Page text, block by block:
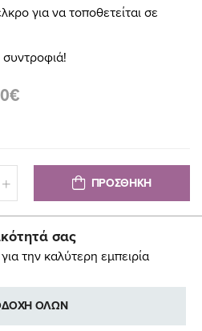
για να τοποθετείται σε
ΠΡΟΣΘΗΚΗ
σας
την καλύτερη εμπειρία
ΟΛΩΝ